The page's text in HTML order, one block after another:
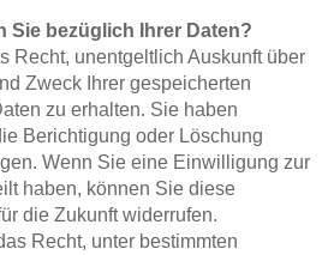
Sie bezüglich Ihrer Daten?
Recht, unentgeltlich Auskunft über
Zweck Ihrer gespeicherten
zu erhalten. Sie haben
Berichtigung oder Löschung
Wenn Sie eine Einwilligung zur
haben, können Sie diese
die Zukunft widerrufen.
Recht, unter bestimmten